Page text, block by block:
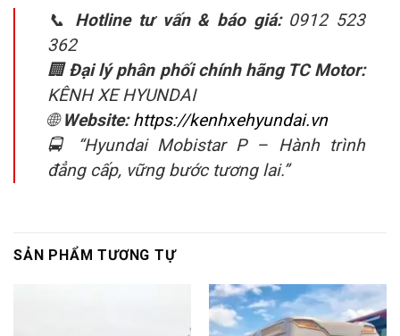
📞 Hotline tư vấn & báo giá:0912 523
362
🏢Đại lý phân phối chính hãng TC Motor:
KÊNH XE HYUNDAI
🌐Website: https://kenhxehyundai.vn
🚍
“Hyundai Mobistar P – Hành trình
đẳng cấp, vững bước tương lai.”
SẢN PHẨM TƯƠNG TỰ